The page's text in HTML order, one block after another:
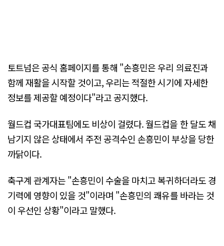
토트넘은 공식 홈페이지를 통해 "손흥민은 우리 의료진과
함께 재활을 시작할 것이고, 우리는 적절한 시기에 자세한
정보를 제공할 예정이다"라고 공지했다.
월드컵 국가대표팀에도 비상이 걸렸다. 월드컵을 한 달도 채
남기지 않은 상태에서 주전 공격수인 손흥민이 부상을 당한
까닭이다.
축구계 관계자는 "손흥민이 수술을 마치고 복귀하더라도 경
기력에 영향이 있을 것"이라며 "손흥민의 쾌유를 바라는 것
이 우선인 상황"이라고 말했다.